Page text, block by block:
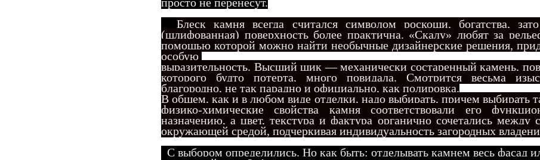
Блеск камня всегда считался символом роскоши, богатства,
(шлифованная) поверхность более практична. «Скалу» любят за
помощью которой можно найти необычные дизайнерские решения,
особую
выразительность. Высший шик — механически состаренный камень,
которого будто потерта, много повидала. Смотрится весьма
благородно, не так парадно и официально, как полировка.
В общем, как и в любом виде отделки, надо выбирать, причем выбирать
физико-химические свойства камня соответствовали его
назначению, а цвет, текстура и фактура органично сочетались между
окружающей средой, подчеркивая индивидуальность загородных
С выбором определились. Но как быть: отделывать камнем весь фасад